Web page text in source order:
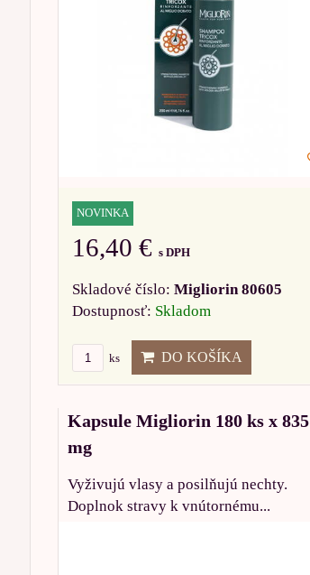
NOVINKA
16,40 € s DPH
Skladové číslo: Migliorin 80605
Dostupnosť: Skladom
ks DO KOŠÍKA
Kapsule Migliorin 180 ks x 835
mg
Vyživujú vlasy a posilňujú nechty.
Doplnok stravy k vnútornému...